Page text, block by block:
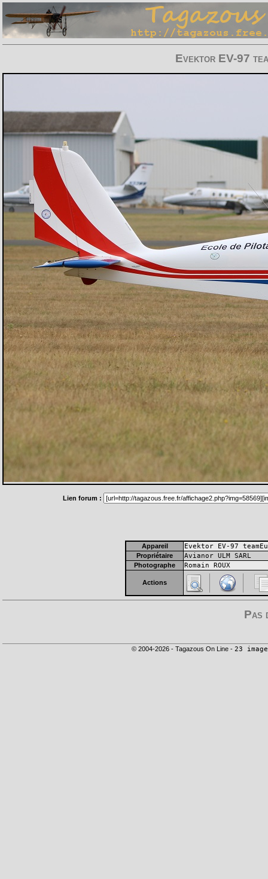
Evektor EV-97
Lien forum :
Appareil Evektor EV-97
Propriétaire Avianor ULM SARL
Photographe Romain ROUX
Actions
Pas
© 2004-2026 - Tagazous On Line - 23